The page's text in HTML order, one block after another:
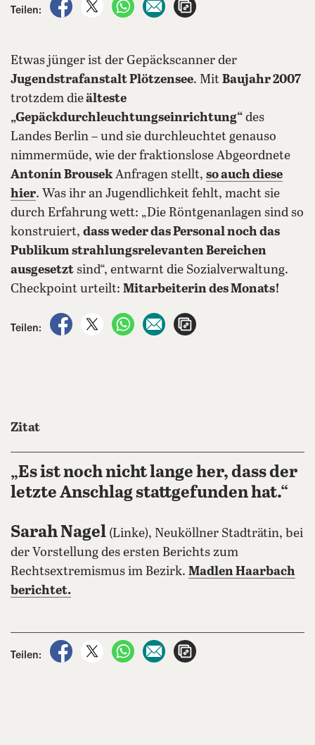
Teilen:
Etwas jünger ist der Gepäckscanner der
Jugendstrafanstalt Plötzensee. Mit Baujahr 2007
trotzdem dieälteste
„Gepäckdurchleuchtungseinrichtung“ des
Landes Berlin – und sie durchleuchtet genauso
nimmermüde, wie der fraktionslose Abgeordnete
Antonín BrousekAnfragen stellt, so auch diese
hier. Was ihr an Jugendlichkeit fehlt, macht sie
durch Erfahrung wett: „Die Röntgenanlagen sind so
konstruiert, dass weder das Personal noch das
Publikum strahlungsrelevanten Bereichen
ausgesetzt sind“, entwarnt die Sozialverwaltung.
Checkpoint urteilt: Mitarbeiterin des Monats!
Teilen:
auf Facebook teilen
auf X teilenper WhatsApp teilen
per E-Mail teilen
Zitat
„Es ist noch nicht lange her, dass der
letzte Anschlag stattgefunden hat.“
Sarah Nagel (Linke), Neuköllner Stadträtin, bei
der Vorstellung des ersten Berichts zum
Rechtsextremismus im Bezirk. Madlen Haarbach
berichtet.
Teilen:
auf Facebook teilen
auf X teilenper WhatsApp teilen
per E-Mail teilen